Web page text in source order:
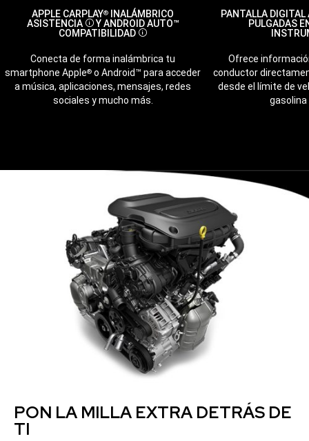
APPLE CARPLAY® INALÁMBRICO
ASISTENCIA Disclosure
Y ANDROID AUTO™
COMPATIBILIDAD Disclosure
Conecta de forma inalámbrica tu
smartphone Apple® o Android™ para acceder
a música, aplicaciones, mensajes, redes
sociales y mucho más.
PANTALLA DIGITAL
PULGADAS
Ofrece
conductor
desde el límite de
gasolina
PON LA MILLA EXTRA DETRÁS DE
TI